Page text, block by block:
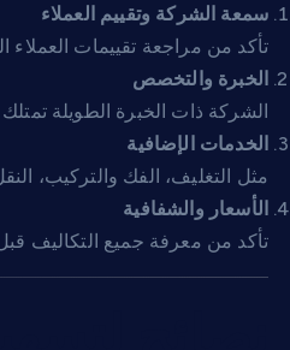
سمعة الشركة وتقييم العملاء
تأكد من مراجعة تقييمات
الخبرة والتخصص
الشركة ذات الخبرة الطويلة
الخدمات الإضافية
مثل التغليف، الفك والتركيب،
الأسعار والشفافية
تأكد من معرفة جميع التكاليف